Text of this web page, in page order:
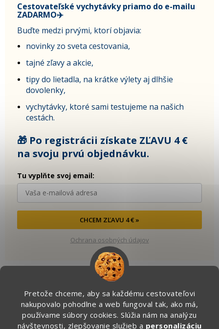
Pretože chceme, aby sa každému cestovateľovi
nakupovalo pohodlne a web fungoval tak, ako má,
používame súbory cookies. Slúžia nám na analýzu
návštevnosti, zlepšovanie služieb a personalizáciu
Cestovateľské vychytávky priamo do e-mailu
ZADARMO✈️
Buďte medzi prvými, ktorí objavia:
novinky zo sveta cestovania,
tajné zľavy a akcie,
tipy do lietadla, na krátke výlety aj dlhšie
dovolenky,
vychytávky, ktoré sami testujeme na našich
cestách.
🎁 Po registrácii získate ZĽAVU 4 €
na svoju prvú objednávku.
Tu vyplňte svoj email:
CHCEM ZĽAVU 4 € »
Ochrana osobných údajov
Kontakt
info@zapakuj.sk